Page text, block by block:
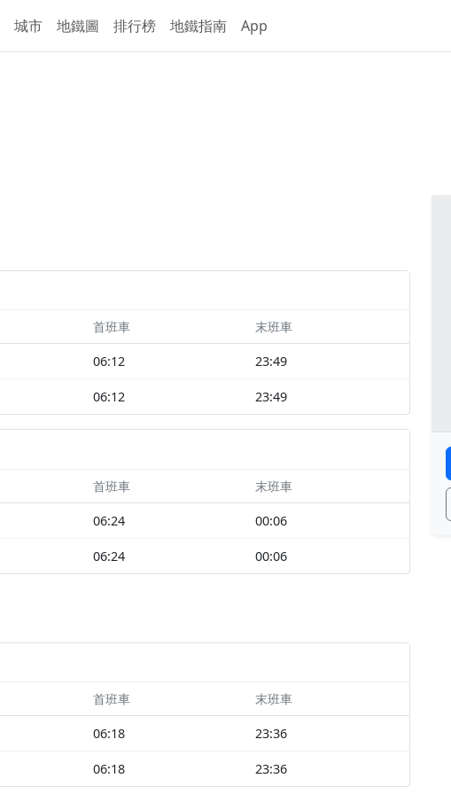
城市 地鐵圖 排行榜 地鐵指南 App
首班車 末班車
06:12 23:49
06:12 23:49
首班車 末班車
06:24 00:06
06:24 00:06
首班車 末班車
06:18 23:36
06:18 23:36